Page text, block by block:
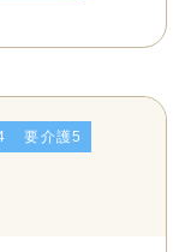
要介護5